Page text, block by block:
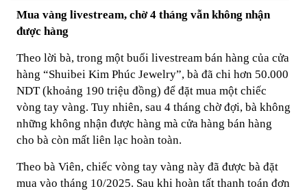
Mua vàng livestream, chờ 4 tháng vẫn không nhận
được hàng
Theo lời bà, trong một buổi livestream bán hàng của cửa
hàng “Shuibei Kim Phúc Jewelry”, bà đã chi hơn 50.000
NDT (khoảng 190 triệu đồng) để đặt mua một chiếc
vòng tay vàng. Tuy nhiên, sau 4 tháng chờ đợi, bà không
những không nhận được hàng mà cửa hàng bán hàng
cho bà còn mất liên lạc hoàn toàn.
Theo bà Viên, chiếc vòng tay vàng này đã được bà đặt
mua vào tháng 10/2025. Sau khi hoàn tất thanh toán đơn